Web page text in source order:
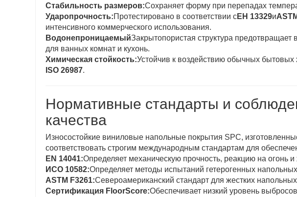
Стабильность размеров:Сохраняет форму при перепадах
Ударопрочность:Протестировано в соответствии сЕН 13329и
интенсивного коммерческого использования.
ВодонепроницаемыйЗакрытопористая структура предотвращает
для ванных комнат и кухонь.
Химическая стойкость:Устойчив к воздействию обычных бытовых
ISO 26987.
Нормативные стандарты и
качества
Износостойкие виниловые напольные покрытия SPC,
соответствовать строгим международным стандартам для
EN 14041:Определяет механическую прочность, реакцию на огонь и
ИСО 10582:Определяет методы испытаний гетерогенных
ASTM F3261:Североамериканский стандарт для жестких
Сертификация FloorScore:Обеспечивает низкий уровень